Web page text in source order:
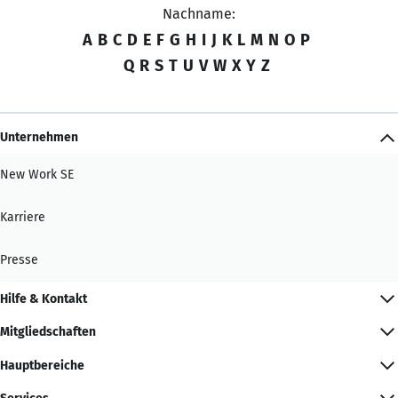
Nachname:
A B C D E F G H I J K L M N O P
Q R S T U V W X Y Z
Unternehmen
New Work SE
Karriere
Presse
Hilfe & Kontakt
Mitgliedschaften
Hauptbereiche